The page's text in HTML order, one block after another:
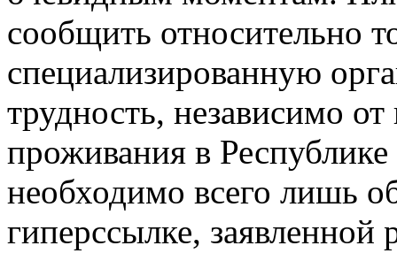
сообщить относительно
специализированную
трудность, независимо
проживания в Республике
необходимо всего лишь
гиперссылке,